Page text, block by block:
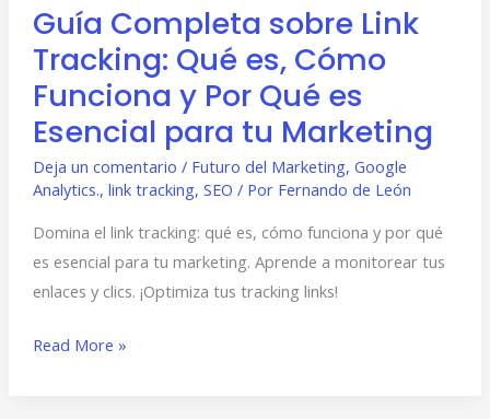
Guía Completa sobre Link
Tracking: Qué es, Cómo
Funciona y Por Qué es
Esencial para tu Marketing
Deja un comentario / Futuro del Marketing, Google
Analytics., link tracking, SEO / Por Fernando de León
Domina el link tracking: qué es, cómo funciona y por qué
es esencial para tu marketing. Aprende a monitorear tus
enlaces y clics. ¡Optimiza tus tracking links!
y
Por
Qué
es
Esencial
para
tu
Marketing
Read More »